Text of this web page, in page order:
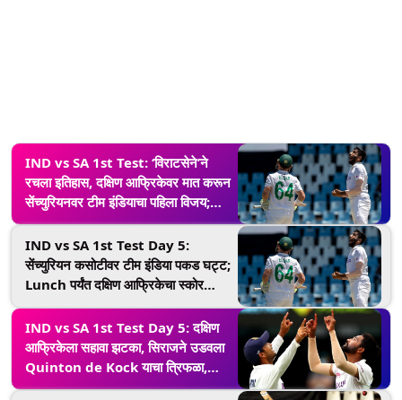
IND vs SA 1st Test: ‘विराटसेने’ने
रचला इतिहास, दक्षिण आफ्रिकेवर मात करून
सेंच्युरियनवर टीम इंडियाचा पहिला विजय;
कोहलीच्या नेतृत्वात केली मोठी कमाल!
IND vs SA 1st Test Day 5:
सेंच्युरियन कसोटीवर टीम इंडिया पकड घट्ट;
Lunch पर्यंत दक्षिण आफ्रिकेचा स्कोर
182/7
IND vs SA 1st Test Day 5: दक्षिण
आफ्रिकेला सहावा झटका, सिराजने उडवला
Quinton de Kock याचा त्रिफळा,
भारत विजयापासून आता 4 विकेट दूर